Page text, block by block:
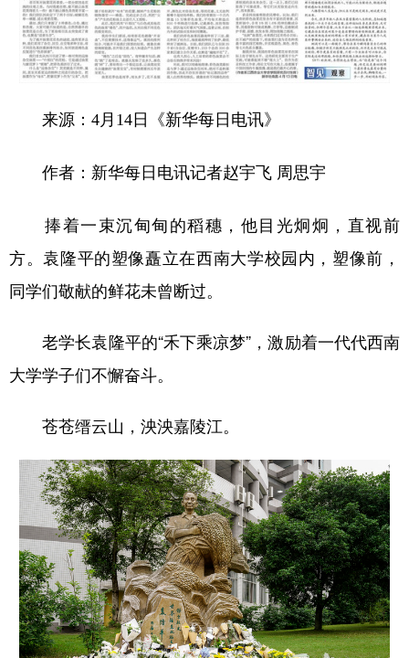
来源：4月14日《新华每日电讯》
作者：新华每日电讯记者赵宇飞 周思宇
捧着一束沉甸甸的稻穗，他目光炯炯，直视前
方。袁隆平的塑像矗立在西南大学校园内，塑像前，
同学们敬献的鲜花未曾断过。
老学长袁隆平的“禾下乘凉梦”，激励着一代代西南
大学学子们不懈奋斗。
苍苍缙云山，泱泱嘉陵江。